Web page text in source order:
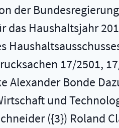
der
das Haushaltsjahr
17/2501,
Alexander Bonde
und
({3}) Roland